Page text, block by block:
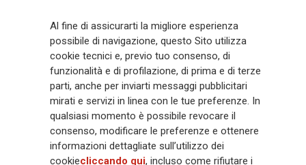
management a livello globale, con premi complessivi pari a € 98,1
miliardi e € 900 miliardi di AUM nel 2025. Fondato nel 1831, con oltre 88
mila dipendenti e 163 mila agenti che servono 75 milioni di clienti, il
Gruppo ha una posizione di leadership in Europa e una presenza
crescente in Asia e America. Al centro della strategia di Generali c'è il suo
impegno Lifetime Partner verso i clienti, realizzato attraverso soluzioni
innovative e personalizzate, un'esperienza cliente di prima classe e le sue
capacità di distribuzione globale digitalizzata. Il Gruppo ha
completamente integrato la sostenibilità in tutte le scelte strategiche, con
l'obiettivo di creare valore per tutti gli stakeholder mentre costruisce una
Al fine di assicurarti la migliore esperienza
possibile di navigazione, questo Sito utilizza
cookie tecnici e, previo tuo consenso, di
funzionalità e di profilazione, di prima e di terze
parti, anche per inviarti messaggi pubblicitari
mirati e servizi in linea con le tue preferenze. In
qualsiasi momento è possibile revocare il
consenso, modificare le preferenze e ottenere
informazioni dettagliate sull’utilizzo dei
cookiecliccando qui, incluso come rifiutare i